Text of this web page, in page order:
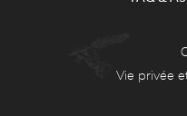
Vie privée